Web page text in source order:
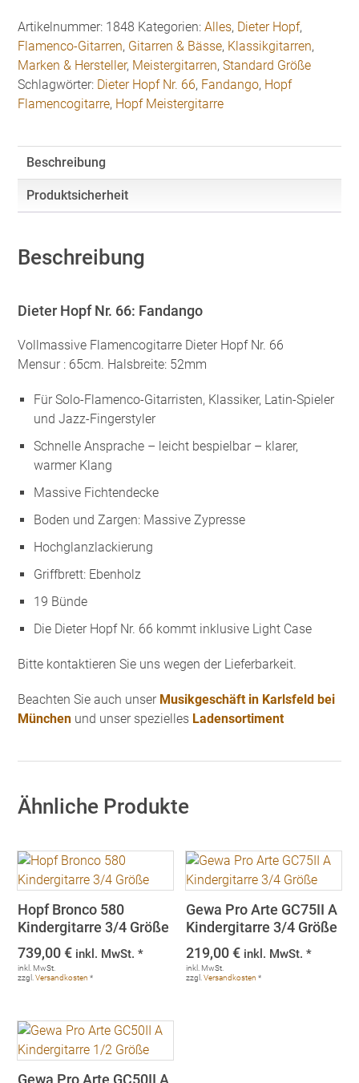
Artikelnummer: 1848 Kategorien:Alles, Dieter Hopf,
Flamenco-Gitarren, Gitarren & Bässe, Klassikgitarren,
Marken & Hersteller, Meistergitarren,Standard Größe
Schlagwörter: Dieter Hopf Nr. 66, Fandango, Hopf
Flamencogitarre, Hopf Meistergitarre
Beschreibung
Produktsicherheit
Beschreibung
Dieter Hopf Nr. 66: Fandango
Vollmassive Flamencogitarre Dieter Hopf Nr. 66
Mensur : 65cm. Halsbreite: 52mm
Für Solo-Flamenco-Gitarristen, Klassiker, Latin-Spieler
und Jazz-Fingerstyler
Schnelle Ansprache – leicht bespielbar – klarer,
warmer Klang
Massive Fichtendecke
Boden und Zargen: Massive Zypresse
Hochglanzlackierung
Griffbrett: Ebenholz
19 Bünde
Die Dieter Hopf Nr. 66 kommt inklusive Light Case
Bitte kontaktieren Sie uns wegen der Lieferbarkeit.
Beachten Sie auch unser Musikgeschäft in Karlsfeld bei
München und unser spezielles Ladensortiment
Ähnliche Produkte
Hopf Bronco 580
Kindergitarre 3/4 Größe
739,00€ inkl. MwSt. *
inkl. MwSt.
zzgl.Versandkosten *
Gewa Pro Arte GC75II A
Kindergitarre 3/4 Größe
219,00€ inkl. MwSt. *
inkl. MwSt.
zzgl.Versandkosten *
Gewa Pro Arte GC50II A